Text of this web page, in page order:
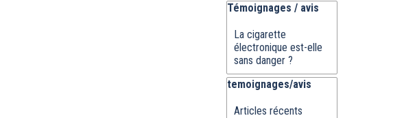
Sauter le bloc Témoignages / avis
Témoignages / avis
La cigarette
électronique est-elle
sans danger ?
Sauter le bloc temoignages/avis
temoignages/avis
Articles récents